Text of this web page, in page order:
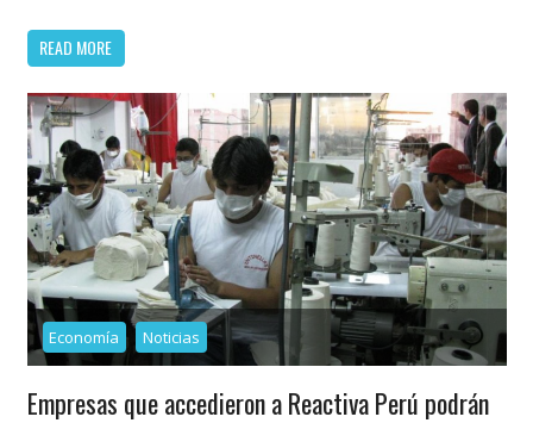
READ MORE
Economía Noticias
Empresas que accedieron a Reactiva Perú podrán